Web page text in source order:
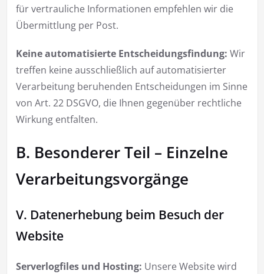
für vertrauliche Informationen empfehlen wir die
Übermittlung per Post.
Keine automatisierte Entscheidungsfindung: Wir
treffen keine ausschließlich auf automatisierter
Verarbeitung beruhenden Entscheidungen im Sinne
von Art. 22 DSGVO, die Ihnen gegenüber rechtliche
Wirkung entfalten.
B. Besonderer Teil – Einzelne
Verarbeitungsvorgänge
V. Datenerhebung beim Besuch der
Website
Serverlogfiles und Hosting: Unsere Website wird